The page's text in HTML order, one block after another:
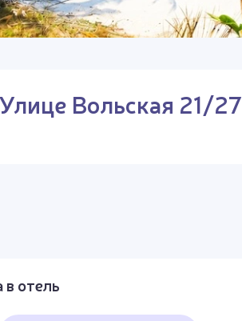
Вольская 21/27
отель